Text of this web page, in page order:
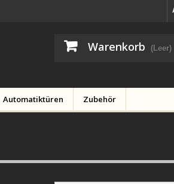
Warenkorb (Leer)
Automatiktüren Zubehör